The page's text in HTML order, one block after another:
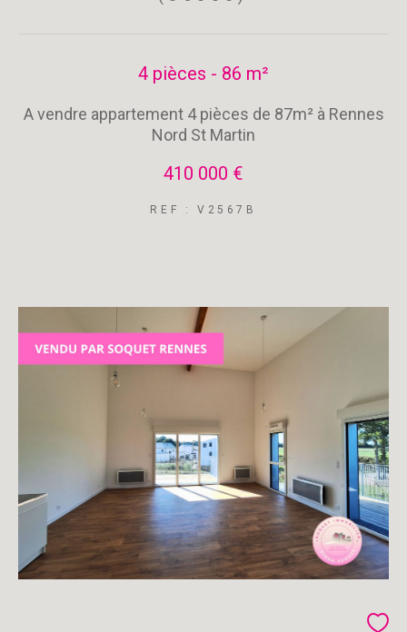
4 pièces - 86 m²
A vendre appartement 4 pièces de 87m² à Rennes
Nord St Martin
410 000 €
REF : V2567B